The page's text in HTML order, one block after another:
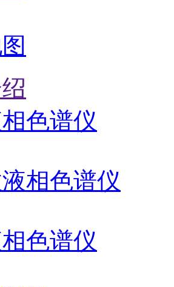
色谱仪
相色谱仪
色谱仪